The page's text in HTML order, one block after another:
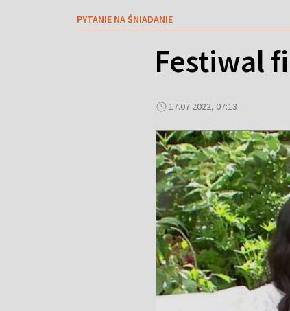
PYTANIE NA ŚNIADANIE
Festiwal
17.07.2022, 07:13